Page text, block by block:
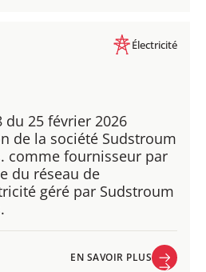
Électricité
du 25 février 2026
de la société Sudstroum
comme fournisseur par
du réseau de
géré par Sudstroum
EN SAVOIR PLUS